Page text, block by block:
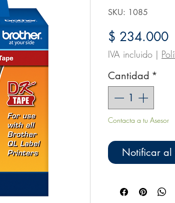
SKU: 1085
$ 234.000
IVA incluido |
Cantidad *
Contacta a tu Asesor
Notificar al